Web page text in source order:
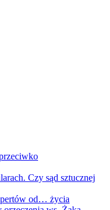
Czy sąd sztucznej
od… życia